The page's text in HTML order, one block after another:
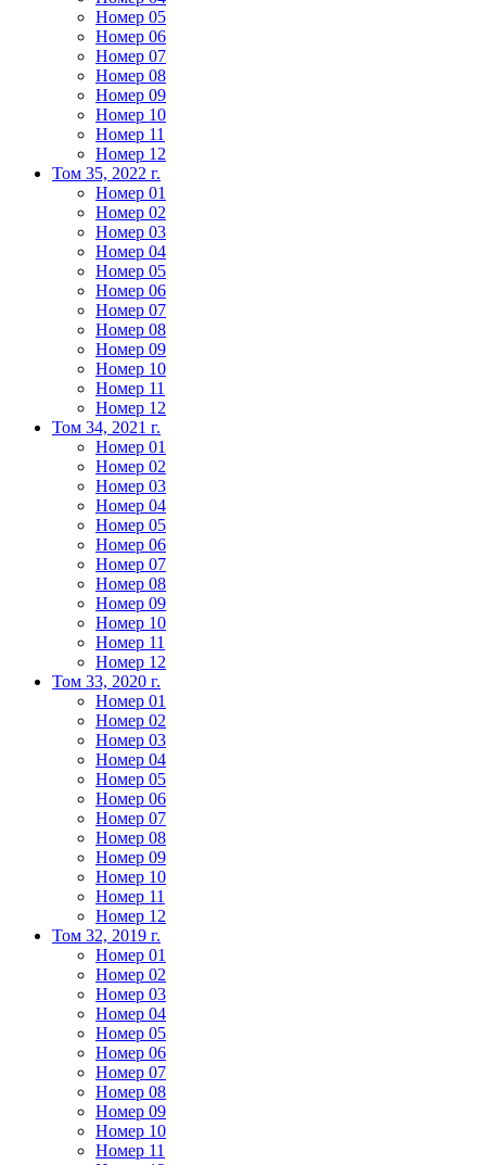
Номер 05
Номер 06
Номер 07
Номер 08
Номер 09
Номер 10
Номер 11
Номер 12
Том 35, 2022 г.
Номер 01
Номер 02
Номер 03
Номер 04
Номер 05
Номер 06
Номер 07
Номер 08
Номер 09
Номер 10
Номер 11
Номер 12
Том 34, 2021 г.
Номер 01
Номер 02
Номер 03
Номер 04
Номер 05
Номер 06
Номер 07
Номер 08
Номер 09
Номер 10
Номер 11
Номер 12
Том 33, 2020 г.
Номер 01
Номер 02
Номер 03
Номер 04
Номер 05
Номер 06
Номер 07
Номер 08
Номер 09
Номер 10
Номер 11
Номер 12
Том 32, 2019 г.
Номер 01
Номер 02
Номер 03
Номер 04
Номер 05
Номер 06
Номер 07
Номер 08
Номер 09
Номер 10
Номер 11